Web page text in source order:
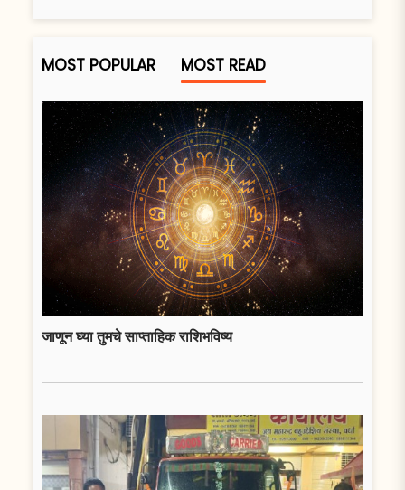
MOST POPULAR MOST READ
जाणून घ्या तुमचे साप्ताहिक राशिभविष्य